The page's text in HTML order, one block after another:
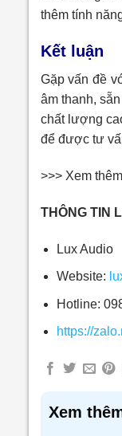
thêm tính
Kết luận
Gặp vấn đề
âm thanh,
chất lượng
để được tư
>>> Xem
THÔNG TIN
Lux Audio
Website:
Hotline:
https://
Xem